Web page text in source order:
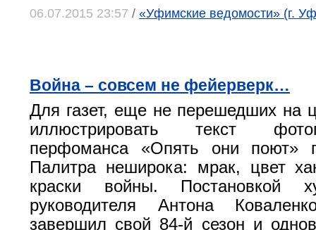
06.07.2015 23:57 / «Уфимские ведомости» (г.
Война – совсем не фейерверк…
Для газет, еще не перешедших на
иллюстрировать текст
перфоманса «Опять они поют»
Палитра неширока: мрак, цвет
краски войны. Постановкой
руководителя Антона
завершил свой 84-й сезон и